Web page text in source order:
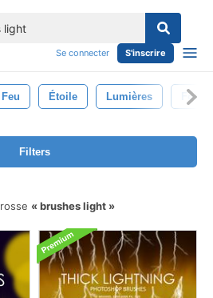
Se connecter S'inscrire
Feu Étoile Lumières
Filters
brushes light